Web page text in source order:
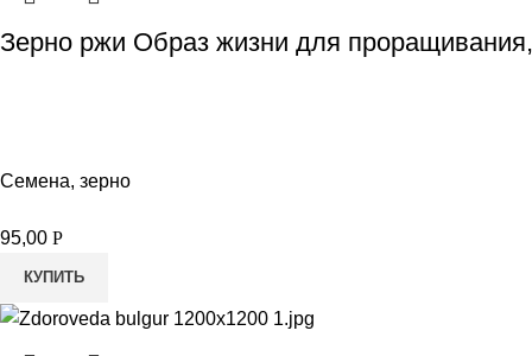
Зерно ржи Образ жизни для
Семена, зерно
95,00 Р
КУПИТЬ